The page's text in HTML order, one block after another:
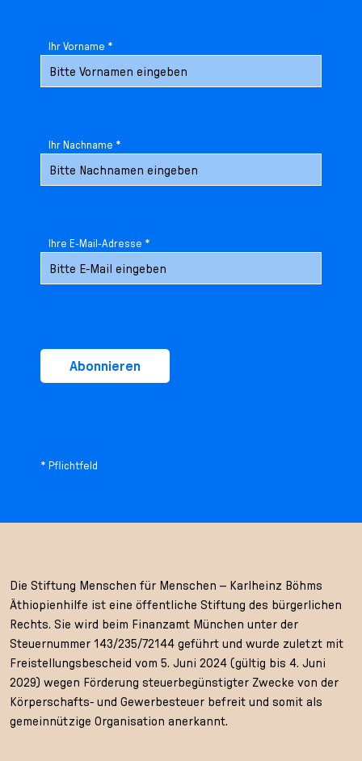
Ihr Vorname *
Ihr Nachname *
Ihre E-Mail-Adresse *
Abonnieren
* Pflichtfeld
Die Stiftung Menschen für Menschen – Karlheinz Böhms
Äthiopienhilfe ist eine öffentliche Stiftung des bürgerlichen
Rechts. Sie wird beim Finanzamt München unter der
Steuernummer 143/235/72144 geführt und wurde zuletzt mit
Freistellungsbescheid vom 5. Juni 2024 (gültig bis 4. Juni
2029) wegen Förderung steuerbegünstigter Zwecke von der
Körperschafts- und Gewerbesteuer befreit und somit als
gemeinnützige Organisation anerkannt.